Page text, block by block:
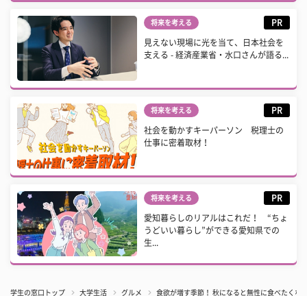
将来を考える PR
見えない現場に光を当て、日本社会を
支える - 経済産業省・水口さんが語る...
将来を考える PR
社会を動かすキーパーソン 税理士の
仕事に密着取材！
将来を考える PR
愛知暮らしのリアルはこれだ！ “ちょ
うどいい暮らし”ができる愛知県での
生...
学生の窓口トップ 大学生活 グルメ 食欲が増す季節！ 秋になると無性に食べたくな